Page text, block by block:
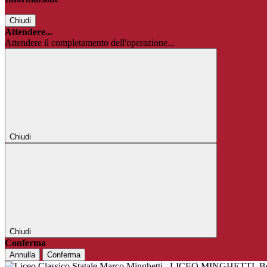
Chiudi
Attendere...
Attendere il completamento dell'operazione...
Chiudi
Chiudi
Conferma
Annulla Conferma